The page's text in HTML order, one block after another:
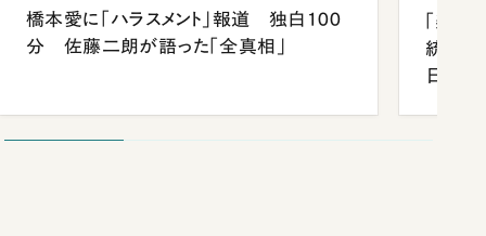
橋本愛に「ハラスメント」報道 独白100
分 佐藤二朗が語った「全真相」
「楽し
統領と
日米